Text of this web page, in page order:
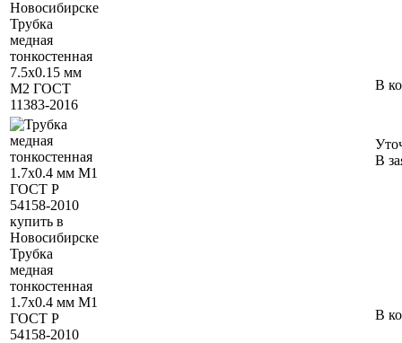
Трубка
медная
тонкостенная
7.5х0.15 мм
М2 ГОСТ
11383-2016
В
Трубка
медная
тонкостенная
1.7х0.4 мм М1
ГОСТ Р
54158-2010
В
В